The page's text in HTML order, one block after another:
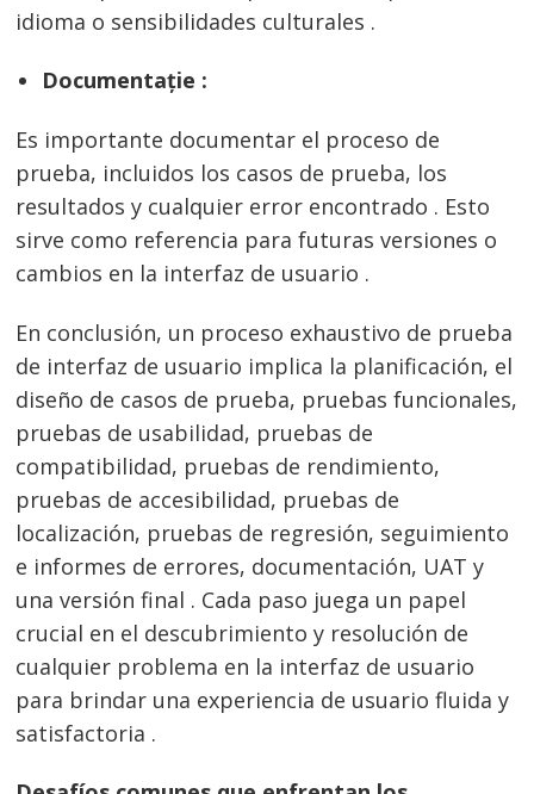
idioma o sensibilidades culturales .
Documentație :
Es importante documentar el proceso de
prueba, incluidos los casos de prueba, los
resultados y cualquier error encontrado . Esto
sirve como referencia para futuras versiones o
cambios en la interfaz de usuario .
En conclusión, un proceso exhaustivo de prueba
de interfaz de usuario implica la planificación, el
diseño de casos de prueba, pruebas funcionales,
pruebas de usabilidad, pruebas de
compatibilidad, pruebas de rendimiento,
pruebas de accesibilidad, pruebas de
localización, pruebas de regresión, seguimiento
e informes de errores, documentación, UAT y
una versión final . Cada paso juega un papel
crucial en el descubrimiento y resolución de
cualquier problema en la interfaz de usuario
para brindar una experiencia de usuario fluida y
satisfactoria .